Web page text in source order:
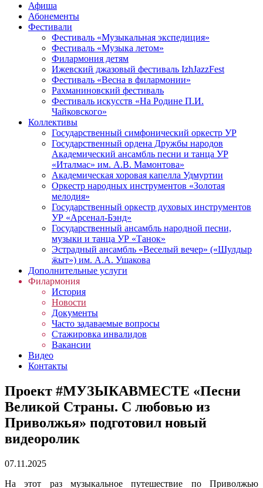
Афиша
Абонементы
Фестивали
Фестиваль «Музыкальная экспедиция»
Фестиваль «Музыка летом»
Филармония детям
Ижевский джазовый фестиваль IzhJazzFest
Фестиваль «Весна в филармонии»
Рахманиновский фестиваль
Фестиваль искусств «На Родине П.И.
Чайковского»
Коллективы
Государственный симфонический оркестр УР
Государственный ордена Дружбы народов
Академический ансамбль песни и танца УР
«Италмас» им. А.В. Мамонтова»
Академическая хоровая капелла Удмуртии
Оркестр народных инструментов «Золотая
мелодия»
Государственный оркестр духовых инструментов
УР «Арсенал-Бэнд»
Государственный ансамбль народной песни,
музыки и танца УР «Танок»
Эстрадный ансамбль «Веселый вечер» («Шулдыр
ӝыт») им. А.А. Ушакова
Дополнительные услуги
Филармония
История
Новости
Документы
Часто задаваемые вопросы
Стажировка инвалидов
Вакансии
Видео
Контакты
Проект #МУЗЫКАВМЕСТЕ «Песни
Великой Страны. С любовью из
Приволжья» подготовил новый
видеоролик
07.11.2025
На этот раз музыкальное путешествие по Приволжью